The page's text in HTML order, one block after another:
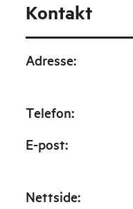
Kontakt
Adresse:
Telefon:
E-post:
Nettside: